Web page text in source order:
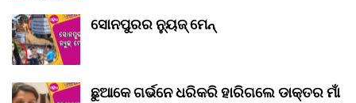
ସୋନପୁରର ନ୍ୟୁଜ୍ ମେନ୍
ଛୁଆକେ ଗର୍ଭନେ ଧରିକରି ହାରିଗଲେ ଡାକ୍ତର ମାଁ